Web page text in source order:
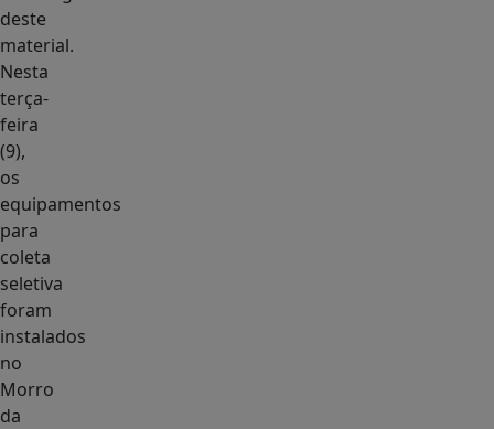
deste
material.
Nesta
terça-
feira
(9),
os
equipamentos
para
coleta
seletiva
foram
instalados
no
Morro
da